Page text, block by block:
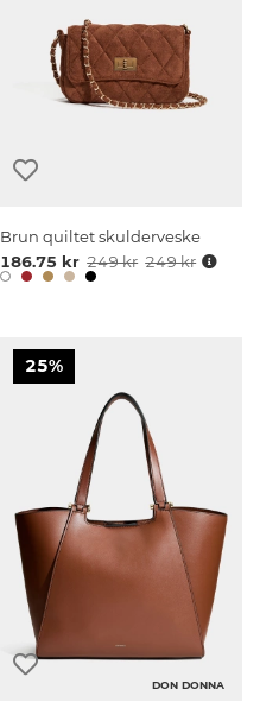
Brun quiltet skulderveske
186.75 kr 249 kr 249 kr
25%
DON DONNA